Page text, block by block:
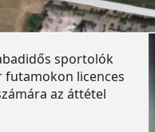
sportolók
futamokon licences
az áttétel